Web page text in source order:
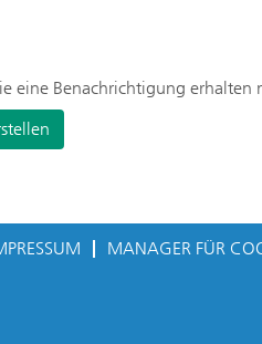
eine Benachrichtigung erhalten
MANAGER FÜR